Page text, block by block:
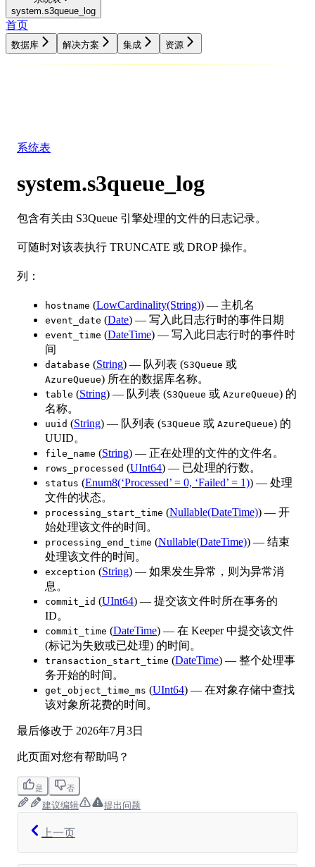
system.s3queue_log
首页
数据库 解决方案 集成 资源
系统表
system.s3queue_log
包含有关由 S3Queue 引擎处理的文件的日志记录。
可随时对该表执行 TRUNCATE 或 DROP 操作。
列：
hostname (LowCardinality(String)) — 主机名
event_date (Date) — 写入此日志行时的事件日期
event_time (DateTime) — 写入此日志行时的事件时
间
database (String) — 队列表 (S3Queue 或
AzureQueue) 所在的数据库名称。
table (String) — 队列表 (S3Queue 或 AzureQueue) 的
名称。
uuid (String) — 队列表 (S3Queue 或 AzureQueue) 的
UUID。
file_name (String) — 正在处理的文件的文件名。
rows_processed (UInt64) — 已处理的行数。
status (Enum8(‘Processed’ = 0, ‘Failed’ = 1)) — 处理
文件的状态。
processing_start_time (Nullable(DateTime)) — 开
始处理该文件的时间。
processing_end_time (Nullable(DateTime)) — 结束
处理该文件的时间。
exception (String) — 如果发生异常，则为异常消
息。
commit_id (UInt64) — 提交该文件时所在事务的
ID。
commit_time (DateTime) — 在 Keeper 中提交该文件
(标记为失败或已处理) 的时间。
transaction_start_time (DateTime) — 整个处理事
务开始的时间。
get_object_time_ms (UInt64) — 在对象存储中查找
该对象所花费的时间。
最后修改于 2026年7月3日
此页面对您有帮助吗？
是 否
建议编辑 提出问题
上一页